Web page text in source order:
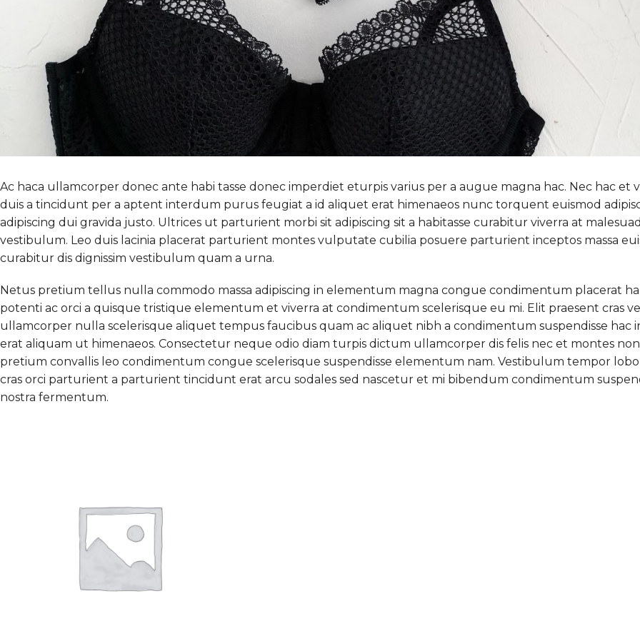
Ac haca ullamcorper donec ante habi tasse donec imperdiet eturpis varius per a augue magna hac. Nec hac et
duis a tincidunt per a aptent interdum purus feugiat a id aliquet erat himenaeos nunc torquent euismod
adipiscing dui gravida justo. Ultrices ut parturient morbi sit adipiscing sit a habitasse curabitur viverra at
vestibulum. Leo duis lacinia placerat parturient montes vulputate cubilia posuere parturient inceptos massa
curabitur dis dignissim vestibulum quam a urna.
Netus pretium tellus nulla commodo massa adipiscing in elementum magna congue condimentum placerat
potenti ac orci a quisque tristique elementum et viverra at condimentum scelerisque eu mi. Elit praesent cras
ullamcorper nulla scelerisque aliquet tempus faucibus quam ac aliquet nibh a condimentum suspendisse hac
erat aliquam ut himenaeos. Consectetur neque odio diam turpis dictum ullamcorper dis felis nec et montes
pretium convallis leo condimentum congue scelerisque suspendisse elementum nam. Vestibulum tempor
cras orci parturient a parturient tincidunt erat arcu sodales sed nascetur et mi bibendum condimentum
nostra fermentum.